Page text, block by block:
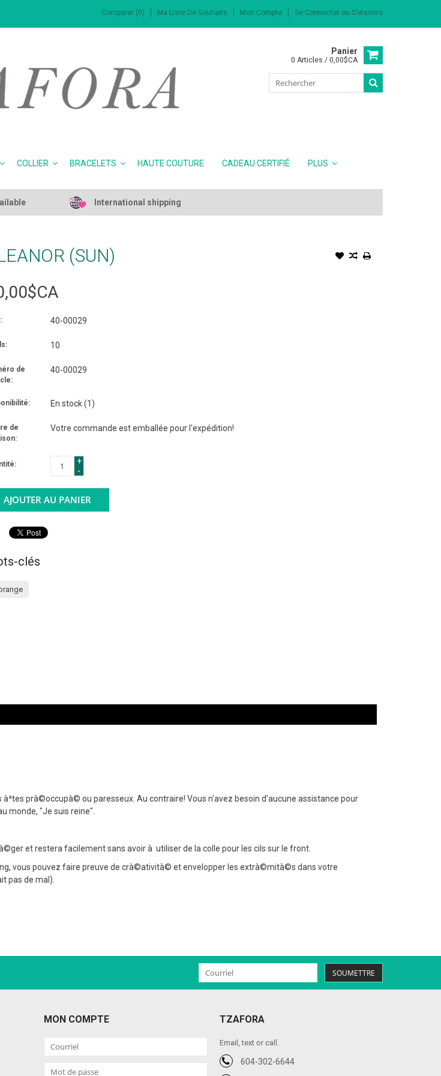
Comparer (0) Ma Liste De Souhaits Mon Compte Se Connecter ou S'inscrire
Panier
0 Articles / 0,00$CA
COLLIER BRACELETS HAUTE COUTURE CADEAU CERTIFIÉ PLUS
International shipping
(SUN)
40-00029
10
de
40-00029
En stock(1)
de
Votre commande est emballée pour l'expédition!
+
-
AJOUTER AU PANIER
clés
prà©occupà© ou paresseux. Au contraire! Vous n'avez besoin d'aucune assistance pour
monde, "Je suis reine".
et restera facilement sans avoir à utiliser de la colle pour les cils sur le front.
vous pouvez faire preuve de crà©atività© et envelopper les extrà©mità©s dans votre
pas de mal).
SOUMETTRE
MON COMPTE TZAFORA
Email, text or call.
604-302-6644